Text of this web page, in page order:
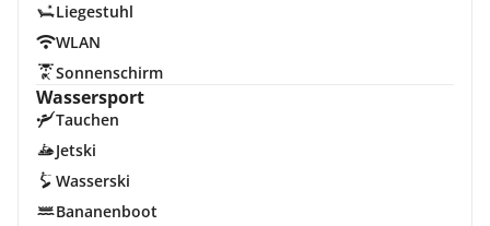
Liegestuhl
WLAN
Sonnenschirm
Wassersport
Tauchen
Jetski
Wasserski
Bananenboot